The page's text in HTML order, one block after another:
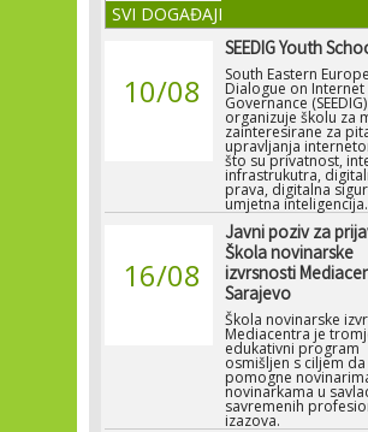
SVI DOGAĐAJI
10/08
SEEDIG Youth
South Eastern
Dialogue on Internet
Governance (SEEDIG)
organizuje školu za
zainteresirane za
upravljanja
što su privatnost,
infrastrukutra,
prava, digitalna
umjetna inteligencija.
16/08
Javni poziv za
Škola novinarske
izvrsnosti
Sarajevo
Škola novinarske
Mediacentra je
edukativni program
osmišljen s ciljem da
pomogne
novinarkama u
savremenih
izazova.